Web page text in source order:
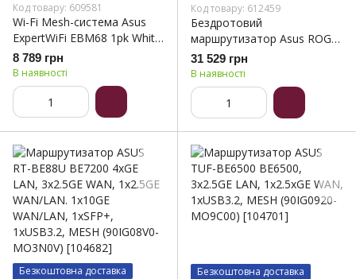
Код товару: 609581
Wi-Fi Mesh-система Asus
ExpertWiFi EBM68 1pk White
(90IG07V0-MO3A60)
8 789 грн
В наявності
Код товару: 612459
Бездротовий
маршрутизатор Asus ROG
Rapture GT-BE98 (90IG08F0-
MO9A0V)
31 529 грн
В наявності
Безкоштовна доставка
Безкоштовна доставка